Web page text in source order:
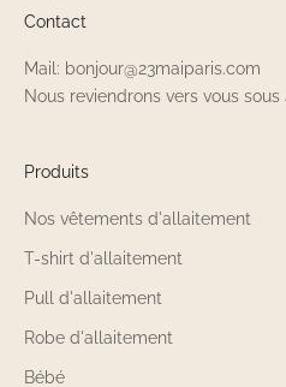
Contact
Mail: bonjour@23maiparis.com
Nous reviendrons vers vous sous
Produits
Nos vêtements d'allaitement
T-shirt d'allaitement
Pull d'allaitement
Robe d'allaitement
Bébé